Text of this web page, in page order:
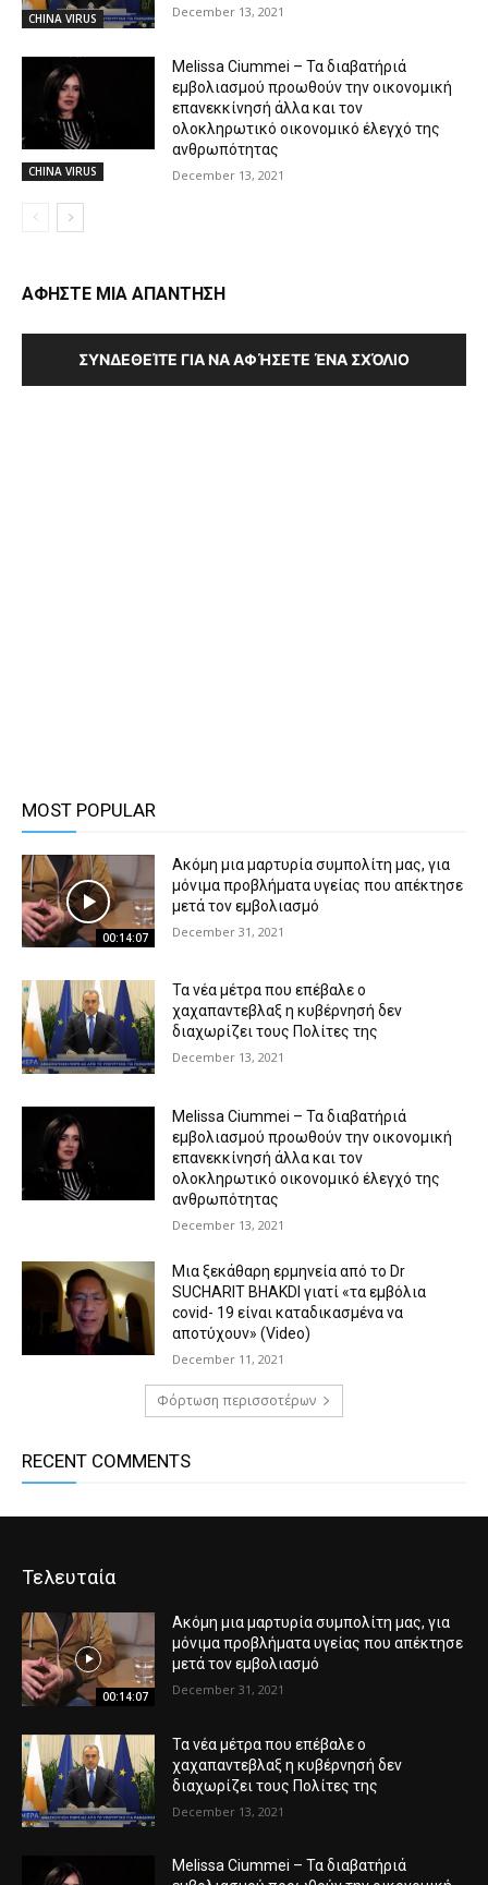
CHINA VIRUS December 13, 2021
CHINA VIRUS
Melissa Ciummei – Τα διαβατήριά
εμβολιασμού προωθούν την οικονομική
επανεκκίνησή άλλα και τον
ολοκληρωτικό οικονομικό έλεγχό της
ανθρωπότητας
December 13, 2021
ΑΦΗΣΤΕ ΜΙΑ ΑΠΑΝΤΗΣΗ
ΣΥΝΔΕΘΕΊΤΕ ΓΙΑ ΝΑ ΑΦΉΣΕΤΕ ΈΝΑ ΣΧΌΛΙΟ
MOST POPULAR
00:14:07
Ακόμη μια μαρτυρία συμπολίτη μας, για
μόνιμα προβλήματα υγείας που απέκτησε
μετά τον εμβολιασμό
December 31, 2021
Τα νέα μέτρα που επέβαλε ο
χαχαπαντεβλαξ η κυβέρνησή δεν
διαχωρίζει τους Πολίτες της
December 13, 2021
Melissa Ciummei – Τα διαβατήριά
εμβολιασμού προωθούν την οικονομική
επανεκκίνησή άλλα και τον
ολοκληρωτικό οικονομικό έλεγχό της
ανθρωπότητας
December 13, 2021
Μια ξεκάθαρη ερμηνεία από το Dr
SUCHARIT BHAKDI γιατί «τα εμβόλια
covid- 19 είναι καταδικασμένα να
αποτύχουν» (Video)
December 11, 2021
Φόρτωση περισσοτέρων
RECENT COMMENTS
Τελευταία
00:14:07
Ακόμη μια μαρτυρία συμπολίτη μας, για
μόνιμα προβλήματα υγείας που απέκτησε
μετά τον εμβολιασμό
December 31, 2021
Τα νέα μέτρα που επέβαλε ο
χαχαπαντεβλαξ η κυβέρνησή δεν
διαχωρίζει τους Πολίτες της
December 13, 2021
Melissa Ciummei – Τα διαβατήριά